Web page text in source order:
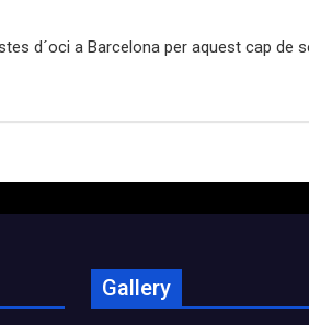
d´oci a Barcelona per aquest cap de
Gallery